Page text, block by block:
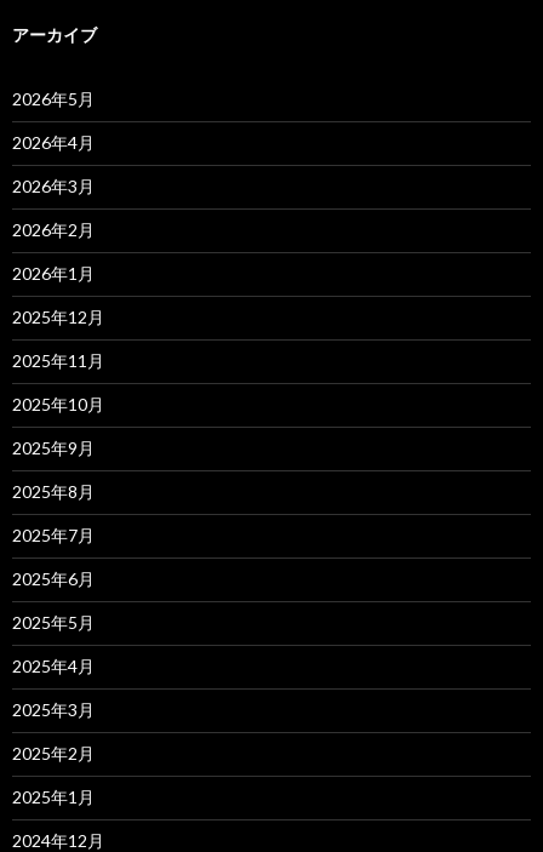
アーカイブ
2026年5月
2026年4月
2026年3月
2026年2月
2026年1月
2025年12月
2025年11月
2025年10月
2025年9月
2025年8月
2025年7月
2025年6月
2025年5月
2025年4月
2025年3月
2025年2月
2025年1月
2024年12月